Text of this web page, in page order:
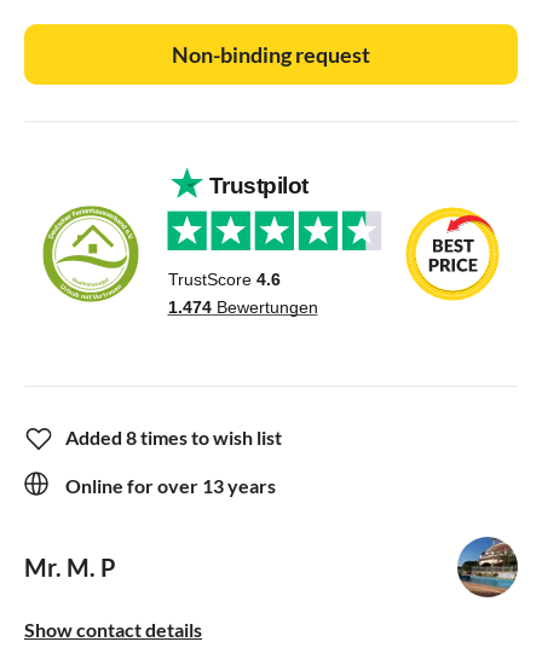
Non-binding request
Added 8 times to wish list
Online for over 13 years
Mr. M. P
Show contact details